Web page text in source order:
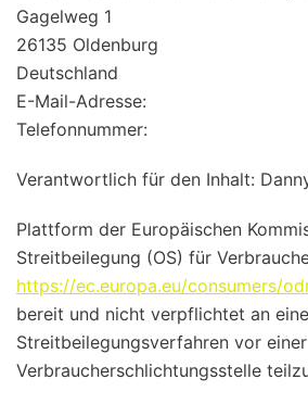
Gagelweg 1
26135 Oldenburg
Deutschland
E-Mail-Adresse:
Telefonnummer:
Verantwortlich für den Inhalt:
Plattform der Europäischen
Streitbeilegung (OS) für
https://ec.europa.eu/consumers/
bereit und nicht verpflichtet an
Streitbeilegungsverfahren vor einer
Verbraucherschlichtungsstelle